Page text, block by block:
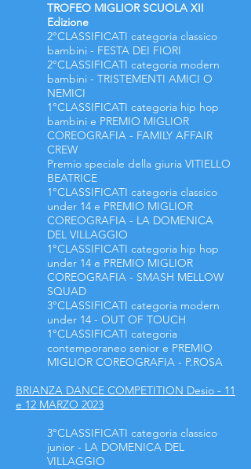
TROFEO MIGLIOR SCUOLA XII
Edizione
2°CLASSIFICATI categoria classico
bambini - FESTA DEI FIORI
2°CLASSIFICATI categoria modern
bambini - TRISTEMENTI AMICI O
NEMICI
1°CLASSIFICATI categoria hip hop
bambini e PREMIO MIGLIOR
COREOGRAFIA - FAMILY AFFAIR
CREW
Premio speciale della giuria VITIELLO
BEATRICE
1°CLASSIFICATI categoria classico
under 14 e PREMIO MIGLIOR
COREOGRAFIA - LA DOMENICA
DEL VILLAGGIO
1°CLASSIFICATI categoria hip hop
under 14 e PREMIO MIGLIOR
COREOGRAFIA - SMASH MELLOW
SQUAD
3°CLASSIFICATI categoria modern
under 14 - OUT OF TOUCH
1°CLASSIFICATI categoria
contemporaneo senior e PREMIO
MIGLIOR COREOGRAFIA - P.ROSA
BRIANZA DANCE COMPETITION Desio - 11
e 12 MARZO 2023
3°CLASSIFICATI categoria classico
junior - LA DOMENICA DEL
VILLAGGIO